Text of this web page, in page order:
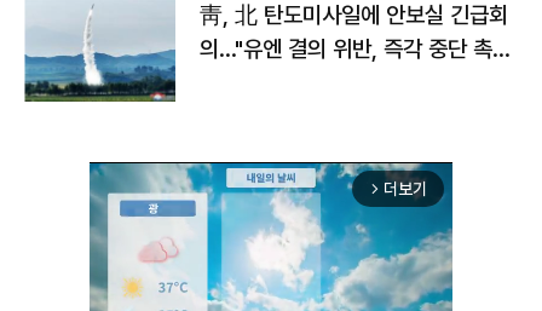
靑, 北 탄도미사일에 안보실 긴급회
의…"유엔 결의 위반, 즉각 중단 촉
arrow_forward_ios 더보기